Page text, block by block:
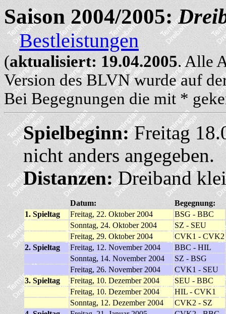
Saison 2004/2005:
Bestleistungen
(aktualisiert: 19.04.2005. Alle
Version des BLVN wurde auf
Bei Begegnungen die mit *
Spielbeginn:Freitag
nicht anders angegeben.
Distanzen:Dreiband
Datum:
Begegnung:
1. Spieltag
Freitag, 22. Oktober 2004
BSG - BBC
Sonntag, 24. Oktober 2004
SZ - SEU
Freitag, 29. Oktober 2004
CVK1 - CVK2
2. Spieltag
Freitag, 12. November 2004
BBC - HIL
Sonntag, 14. November 2004
SZ - BSG
Freitag, 26. November 2004
CVK1 - SEU
3. Spieltag
Freitag, 10. Dezember 2004
SEU - BBC
Freitag, 10. Dezember 2004
HIL - CVK1
Sonntag, 12. Dezember 2004
CVK2 - SZ